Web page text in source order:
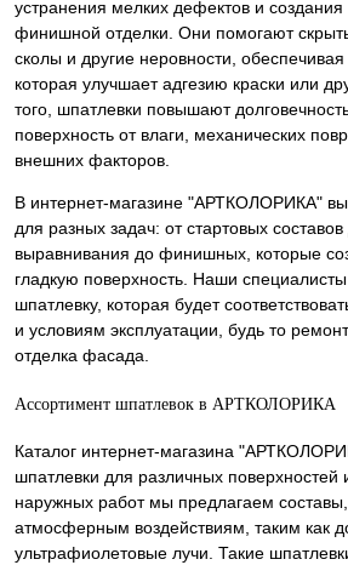
устранения мелких дефектов и
финишной отделки. Они помогают
сколы и другие неровности, обеспечивая
которая улучшает адгезию краски или
того, шпатлевки повышают
поверхность от влаги, механических
внешних факторов.
В интернет-магазине "АРТКОЛОРИКА" вы
для разных задач: от стартовых составов
выравнивания до финишных, которые
гладкую поверхность. Наши
шпатлевку, которая будет
и условиям эксплуатации, будь то
отделка фасада.
Ассортимент шпатлевок в АРТКОЛОРИКА
Каталог интернет-магазина
шпатлевки для различных поверхностей
наружных работ мы предлагаем
атмосферным воздействиям, таким как
ультрафиолетовые лучи. Такие